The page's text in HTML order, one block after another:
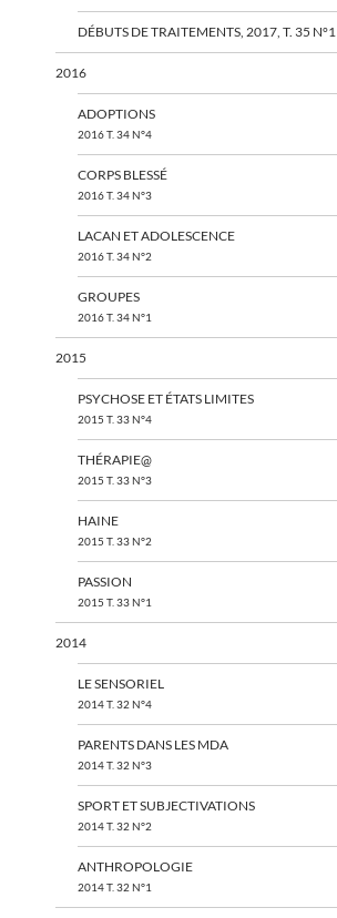
DÉBUTS DE TRAITEMENTS, 2017, T. 35 N°1
2016
ADOPTIONS
2016 T. 34 N°4
CORPS BLESSÉ
2016 T. 34 N°3
LACAN ET ADOLESCENCE
2016 T. 34 N°2
GROUPES
2016 T. 34 N°1
2015
PSYCHOSE ET ÉTATS LIMITES
2015 T. 33 N°4
THÉRAPIE@
2015 T. 33 N°3
HAINE
2015 T. 33 N°2
PASSION
2015 T. 33 N°1
2014
LE SENSORIEL
2014 T. 32 N°4
PARENTS DANS LES MDA
2014 T. 32 N°3
SPORT ET SUBJECTIVATIONS
2014 T. 32 N°2
ANTHROPOLOGIE
2014 T. 32 N°1